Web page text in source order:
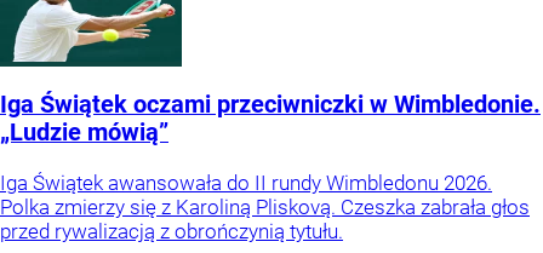
Iga Świątek oczami przeciwniczki w Wimbledonie.
„Ludzie mówią”
Iga Świątek awansowała do II rundy Wimbledonu 2026.
Polka zmierzy się z Karoliną Pliskovą. Czeszka zabrała głos
przed rywalizacją z obrończynią tytułu.